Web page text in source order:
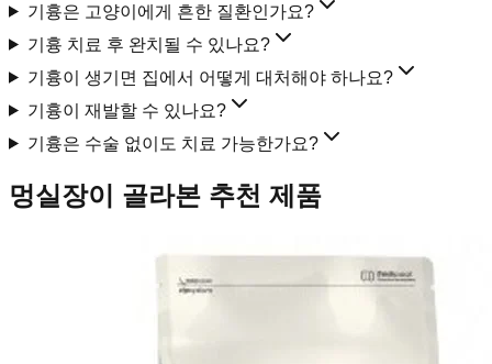
기흉은 고양이에게 흔한 질환인가요?
기흉 치료 후 완치될 수 있나요?
기흉이 생기면 집에서 어떻게 대처해야 하나요?
기흉이 재발할 수 있나요?
기흉은 수술 없이도 치료 가능한가요?
멍실장이 골라본 추천 제품